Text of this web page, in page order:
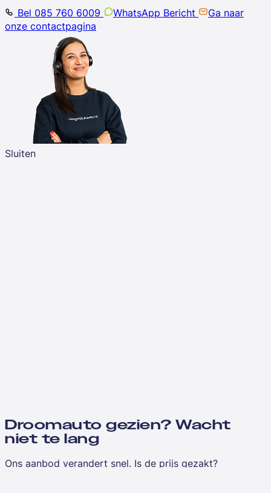
Bel 085 760 6009
WhatsApp Bericht
Ga naar
onze contactpagina
Sluiten
Droomauto gezien? Wacht
niet te lang
Ons aanbod verandert snel. Is de prijs gezakt?